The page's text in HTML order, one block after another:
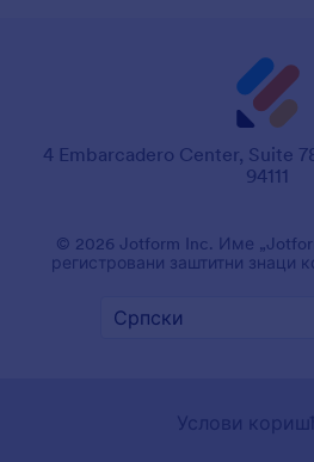
4 Embarcadero Center, Suite
94111
© 2026 Jotform Inc. Име
регистровани заштитни знаци
Услови